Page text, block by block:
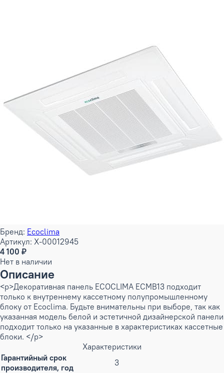
Бренд: Ecoclima
Артикул: X-00012945
4 100 ₽
Нет в наличии
Описание
<p>Декоративная панель ECOCLIMA ECMB13 подходит
только к внутреннему кассетному полупромышленному
блоку от Ecoclima. Будьте внимательны при выборе, так как
указанная модель белой и эстетичной дизайнерской панели
подходит только на указанные в характеристиках кассетные
блоки. </p>
Характеристики
Гарантийный срок
производителя, год
3